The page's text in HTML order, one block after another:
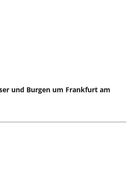
und Burgen um Frankfurt am